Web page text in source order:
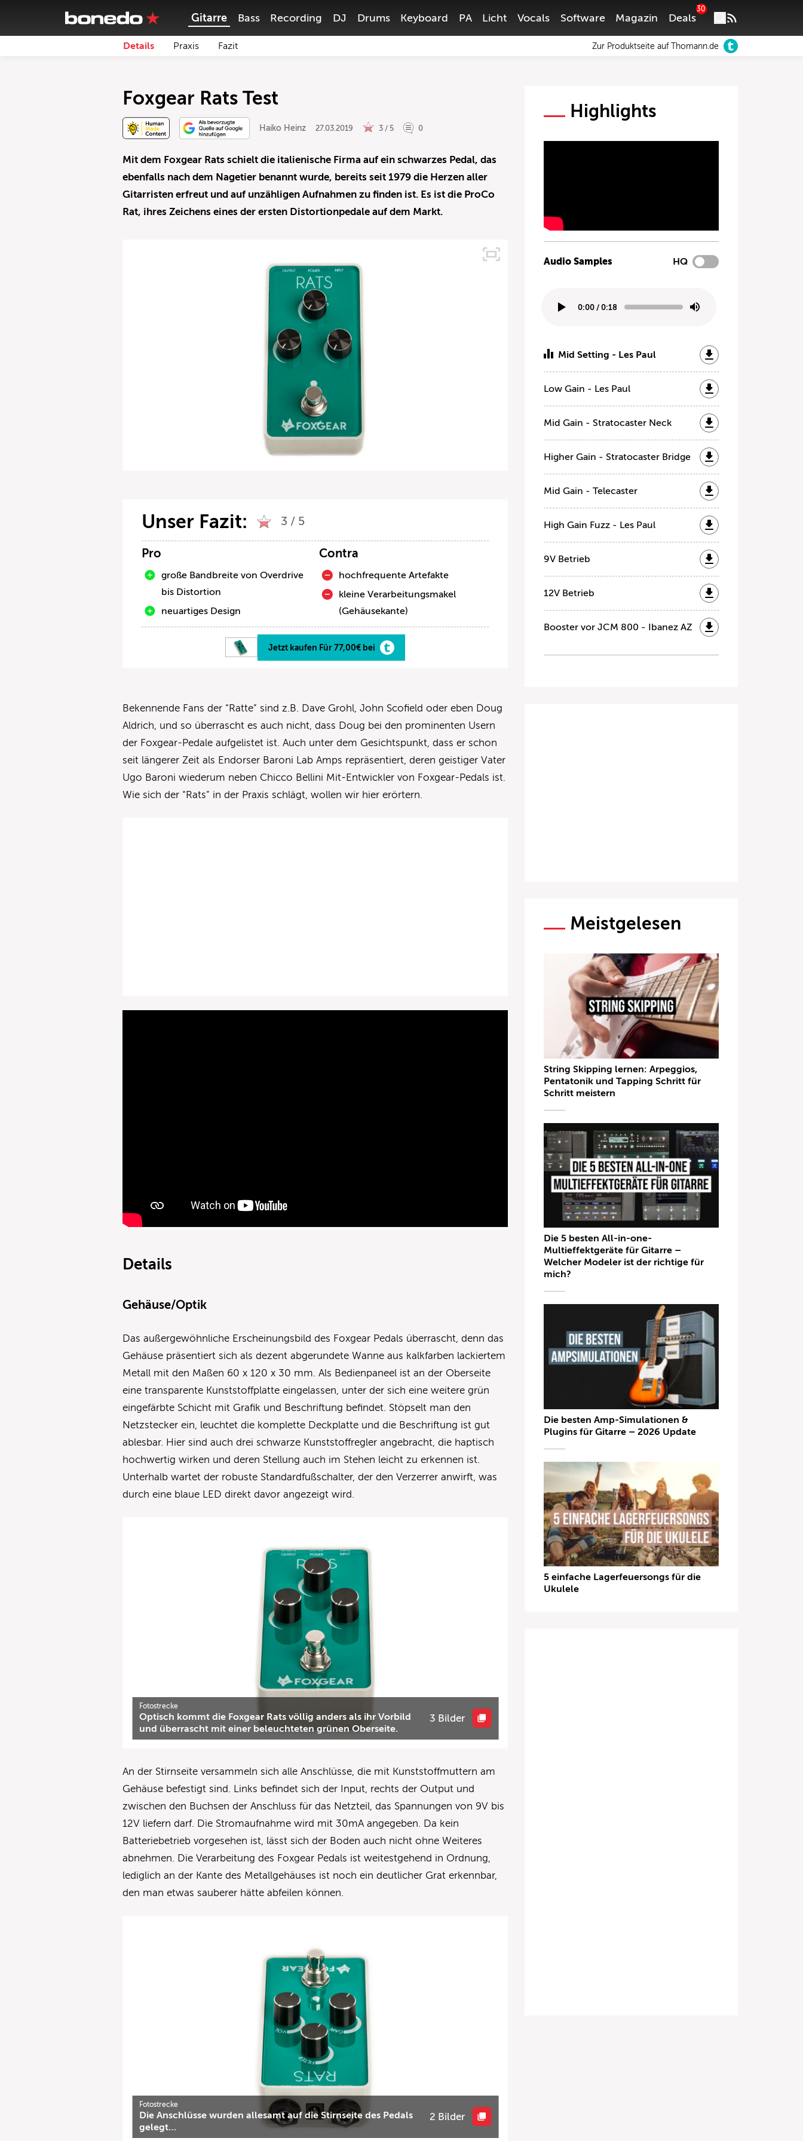
Gitarre Bass Recording DJ Drums Keyboard PA Licht Vocals Software Magazin Deals
30
Details Praxis Fazit Zur Produktseite auf Thomann.de
Foxgear Rats Test
Haiko Heinz 27.03.2019 3 / 5 0
Mit dem Foxgear Rats schielt die italienische Firma auf ein schwarzes Pedal, das
ebenfalls nach dem Nagetier benannt wurde, bereits seit 1979 die Herzen aller
Gitarristen erfreut und auf unzähligen Aufnahmen zu finden ist. Es ist die ProCo
Rat, ihres Zeichens eines der ersten Distortionpedale auf dem Markt.
Unser Fazit: 3 / 5
Pro
große Bandbreite von Overdrive
bis Distortion
neuartiges Design
Contra
hochfrequente Artefakte
kleine Verarbeitungsmakel
(Gehäusekante)
Jetzt kaufen Für 77,00€ bei
Bekennende Fans der “Ratte” sind z.B. Dave Grohl, John Scofield oder eben Doug
Aldrich, und so überrascht es auch nicht, dass Doug bei den prominenten Usern
der Foxgear-Pedale aufgelistet ist. Auch unter dem Gesichtspunkt, dass er schon
seit längerer Zeit als Endorser Baroni Lab Amps repräsentiert, deren geistiger Vater
Ugo Baroni wiederum neben Chicco Bellini Mit-Entwickler von Foxgear-Pedals ist.
Wie sich der “Rats” in der Praxis schlägt, wollen wir hier erörtern.
Details
Gehäuse/Optik
Das außergewöhnliche Erscheinungsbild des Foxgear Pedals überrascht, denn das
Gehäuse präsentiert sich als dezent abgerundete Wanne aus kalkfarben lackiertem
Metall mit den Maßen 60 x 120 x 30 mm. Als Bedienpaneel ist an der Oberseite
eine transparente Kunststoffplatte eingelassen, unter der sich eine weitere grün
eingefärbte Schicht mit Grafik und Beschriftung befindet. Stöpselt man den
Netzstecker ein, leuchtet die komplette Deckplatte und die Beschriftung ist gut
ablesbar. Hier sind auch drei schwarze Kunststoffregler angebracht, die haptisch
hochwertig wirken und deren Stellung auch im Stehen leicht zu erkennen ist.
Unterhalb wartet der robuste Standardfußschalter, der den Verzerrer anwirft, was
durch eine blaue LED direkt davor angezeigt wird.
Fotostrecke
Optisch kommt die Foxgear Rats völlig anders als ihr Vorbild
und überrascht mit einer beleuchteten grünen Oberseite.
3 Bilder
An der Stirnseite versammeln sich alle Anschlüsse, die mit Kunststoffmuttern am
Gehäuse befestigt sind. Links befindet sich der Input, rechts der Output und
zwischen den Buchsen der Anschluss für das Netzteil, das Spannungen von 9V bis
12V liefern darf. Die Stromaufnahme wird mit 30mA angegeben. Da kein
Batteriebetrieb vorgesehen ist, lässt sich der Boden auch nicht ohne Weiteres
abnehmen. Die Verarbeitung des Foxgear Pedals ist weitestgehend in Ordnung,
lediglich an der Kante des Metallgehäuses ist noch ein deutlicher Grat erkennbar,
den man etwas sauberer hätte abfeilen können.
Fotostrecke
Die Anschlüsse wurden allesamt auf die Stirnseite des Pedals
gelegt…
2 Bilder
Highlights
Audio Samples HQ
0:00 / 0:18
Mid Setting - Les Paul
Low Gain - Les Paul
Mid Gain - Stratocaster Neck
Higher Gain - Stratocaster Bridge
Mid Gain - Telecaster
High Gain Fuzz - Les Paul
9V Betrieb
12V Betrieb
Booster vor JCM 800 - Ibanez AZ
Meistgelesen
String Skipping lernen: Arpeggios,
Pentatonik und Tapping Schritt für
Schritt meistern
Die 5 besten All-in-one-
Multieffektgeräte für Gitarre –
Welcher Modeler ist der richtige für
mich?
Die besten Amp-Simulationen &
Plugins für Gitarre – 2026 Update
5 einfache Lagerfeuersongs für die
Ukulele